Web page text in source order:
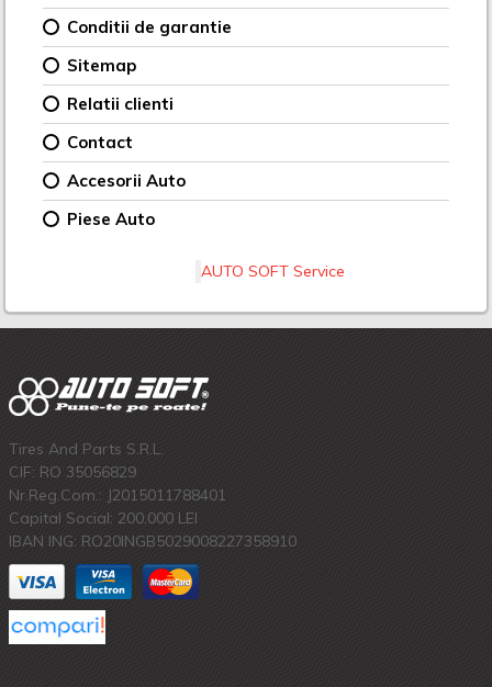
Conditii de garantie
Sitemap
Relatii clienti
Contact
Accesorii Auto
Piese Auto
AUTO SOFT Service
Tires And Parts S.R.L.
CIF: RO 35056829
Nr.Reg.Com.: J2015011788401
Capital Social: 200.000 LEI
IBAN ING: RO20INGB5029008227358910